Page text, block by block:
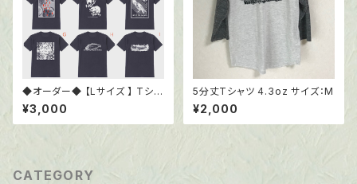
◆オーダー◆ 【Lサイズ 】 Tシャ
ツ6.0oz ブラック
¥3,000
5分丈Tシャツ 4.3oz サイズ：M
¥2,000
CATEGORY